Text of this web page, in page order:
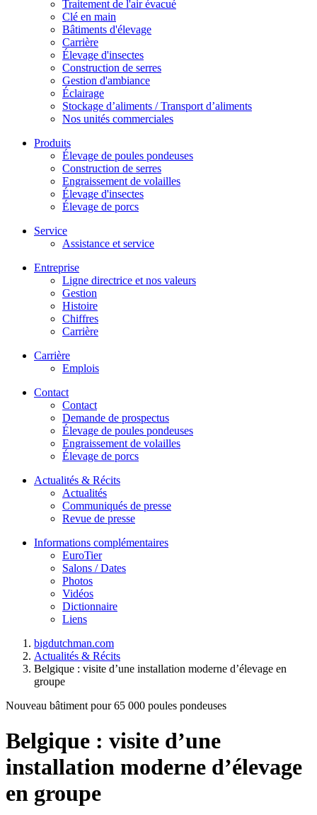
Traitement de l'air évacué
Clé en main
Bâtiments d'élevage
Carrière
Élevage d'insectes
Construction de serres
Gestion d'ambiance
Éclairage
Stockage d’aliments / Transport d’aliments
Nos unités commerciales
Produits
Élevage de poules pondeuses
Construction de serres
Engraissement de volailles
Élevage d'insectes
Élevage de porcs
Service
Assistance et service
Entreprise
Ligne directrice et nos valeurs
Gestion
Histoire
Chiffres
Carrière
Carrière
Emplois
Contact
Contact
Demande de prospectus
Élevage de poules pondeuses
Engraissement de volailles
Élevage de porcs
Actualités & Récits
Actualités
Communiqués de presse
Revue de presse
Informations complémentaires
EuroTier
Salons / Dates
Photos
Vidéos
Dictionnaire
Liens
bigdutchman.com
Actualités & Récits
Belgique : visite d’une installation moderne d’élevage en
groupe
Nouveau bâtiment pour 65 000 poules pondeuses
Belgique : visite d’une
installation moderne d’élevage
en groupe